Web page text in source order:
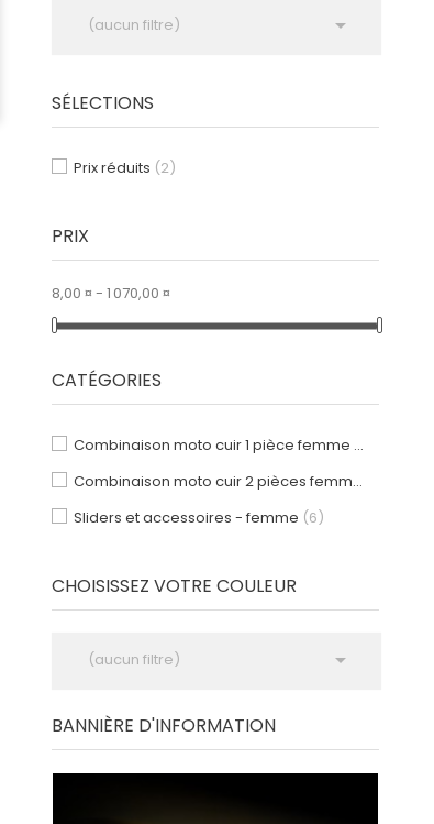
(aucun filtre) 
SÉLECTIONS
Prix réduits (2)
PRIX
8,00 ¤ - 1 070,00 ¤
CATÉGORIES
Combinaison moto cuir 1 pièce femme
(2)
Combinaison moto cuir 2 pièces femme
Sliders et accessoires - femme (6)
CHOISISSEZ VOTRE COULEUR
(aucun filtre) 
BANNIÈRE D'INFORMATION